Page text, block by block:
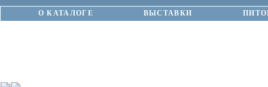
О КАТАЛОГЕ ВЫСТАВКИ